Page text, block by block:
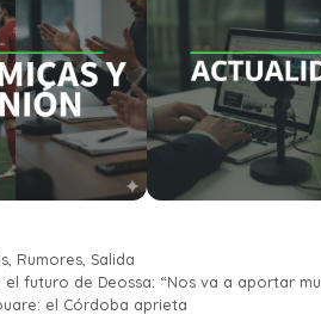
, Rumores, Salida
el futuro de Deossa: “Nos va a aportar
el Córdoba aprieta